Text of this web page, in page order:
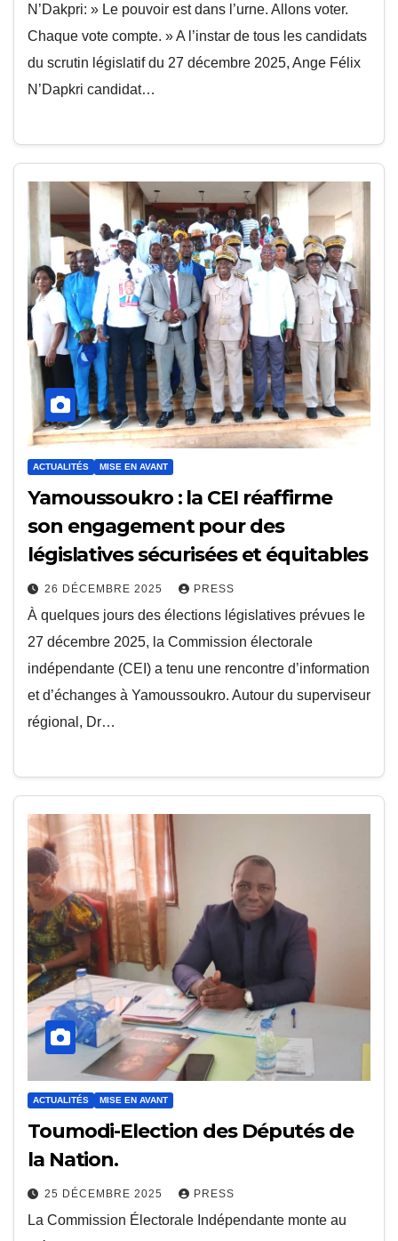
N’Dakpri: » Le pouvoir est dans l’urne. Allons voter.
Chaque vote compte. » A l’instar de tous les candidats
du scrutin législatif du 27 décembre 2025, Ange Félix
N’Dapkri candidat…
ACTUALITÉS MISE EN AVANT
Yamoussoukro : la CEI réaffirme
son engagement pour des
législatives sécurisées et équitables
26 DÉCEMBRE 2025 PRESS
À quelques jours des élections législatives prévues le
27 décembre 2025, la Commission électorale
indépendante (CEI) a tenu une rencontre d’information
et d’échanges à Yamoussoukro. Autour du superviseur
régional, Dr…
ACTUALITÉS MISE EN AVANT
Toumodi-Election des Députés de
la Nation.
25 DÉCEMBRE 2025 PRESS
La Commission Électorale Indépendante monte au